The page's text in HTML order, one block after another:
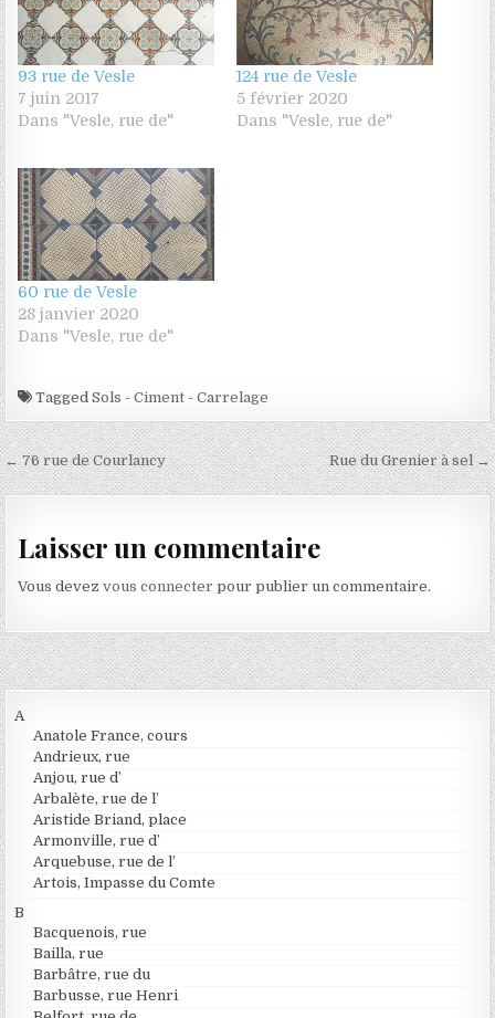
93 rue de Vesle
7 juin 2017
Dans "Vesle, rue de"
124 rue de Vesle
5 février 2020
Dans "Vesle, rue de"
60 rue de Vesle
28 janvier 2020
Dans "Vesle, rue de"
TaggedSols - Ciment - Carrelage
Navigation de l’article Rue du Grenier à sel →
← 76 rue de Courlancy
Laisser un commentaire
Vous devezvous connecter pour publier un commentaire.
A
Anatole France, cours
Andrieux, rue
Anjou, rue d’
Arbalète, rue de l’
Aristide Briand, place
Armonville, rue d’
Arquebuse, rue de l’
Artois, Impasse du Comte
B
Bacquenois, rue
Bailla, rue
Barbâtre, rue du
Barbusse, rue Henri